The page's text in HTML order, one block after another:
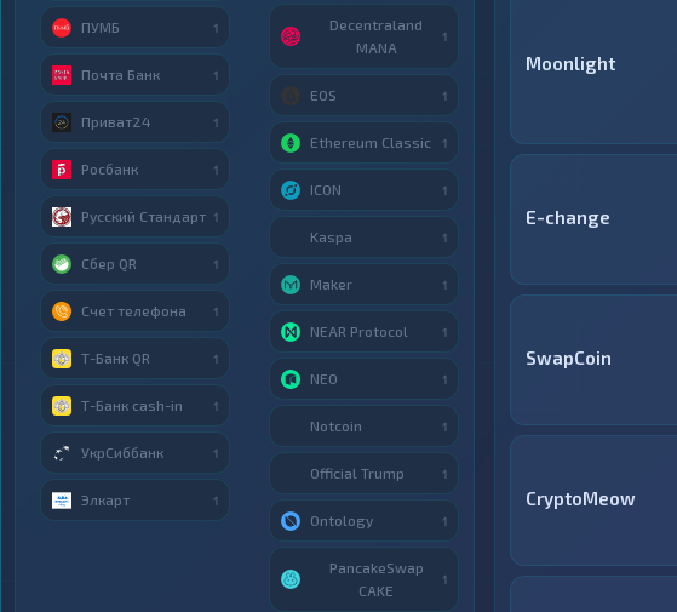
Moonlight
E-change
SwapCoin
CryptoMeow
ПУМБ 1
Почта Банк 1
Приват24 1
Росбанк 1
Русский Стандарт 1
Сбер QR 1
Счет телефона 1
Т-Банк QR 1
Т-Банк cash-in 1
УкрСиббанк 1
Элкарт 1
Decentraland
MANA
1
EOS 1
Ethereum Classic 1
ICON 1
Kaspa 1
Maker 1
NEAR Protocol 1
NEO 1
Notcoin 1
Official Trump 1
Ontology 1
PancakeSwap
CAKE
1